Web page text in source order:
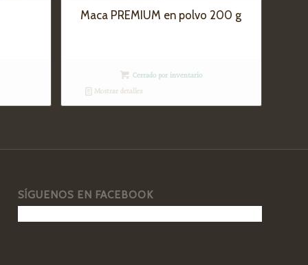
Maca PREMIUM en polvo 200 g
Cerrado por inventario
Mostrar detalles
SÍGUENOS EN FACEBOOK